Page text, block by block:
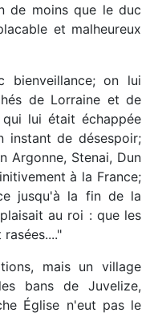
de moins que le duc
et malheureux
bienveillance; on lui
de Lorraine et de
lui était échappée
instant de désespoir;
Argonne, Stenai, Dun
à la France;
jusqu'à la fin de la
au roi : que les
mais un village
bans de Juvelize,
Église n'eut pas le